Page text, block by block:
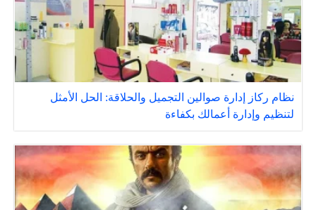
نظام ركاز إدارة صوالين التجميل والحلاقة: الحل الأمثل
لتنظيم وإدارة أعمالك بكفاءة